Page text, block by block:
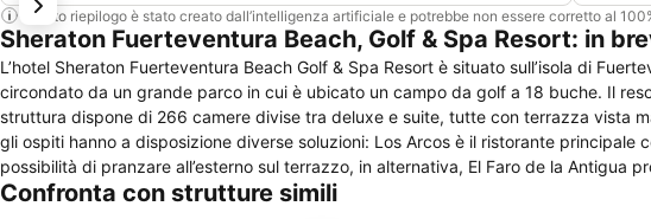
Questo riepilogo è stato creato dall’intelligenza artificiale e potrebbe non essere corretto al
Sheraton Fuerteventura Beach, Golf & Spa Resort: in
L’hotel Sheraton Fuerteventura Beach Golf & Spa Resort è situato sull’isola di
circondato da un grande parco in cui è ubicato un campo da golf a 18 buche. Il
struttura dispone di 266 camere divise tra deluxe e suite, tutte con terrazza vista
gli ospiti hanno a disposizione diverse soluzioni: Los Arcos è il ristorante
possibilità di pranzare all’esterno sul terrazzo, in alternativa, El Faro de la Antigua
è specializzato in cucina esotica ed asiatica. Completano i servizi vari bar, 4
Confronta con strutture simili